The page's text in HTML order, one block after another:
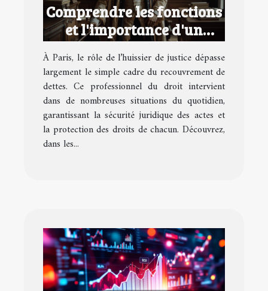
Comprendre les fonctions
et l'importance d'un
huissier de justice à Paris
À Paris, le rôle de l’huissier de justice dépasse
largement le simple cadre du recouvrement de
dettes. Ce professionnel du droit intervient
dans de nombreuses situations du quotidien,
garantissant la sécurité juridique des actes et
la protection des droits de chacun. Découvrez,
dans les...